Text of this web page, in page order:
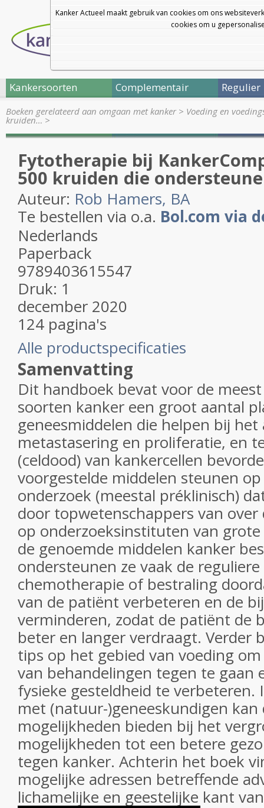
Kanker Actueel maakt gebruik van cookies om ons
cookies om u
Kankersoorten Complementair Regulier
Boeken gerelateerd aan omgaan met kanker> Voeding en
kruiden… >
Fytotherapie bij Kanker
500 kruiden die
Auteur: Rob Hamers, BA
Te bestellen via o.a. Bol.com via
Nederlands
Paperback
9789403615547
Druk: 1
december 2020
124 pagina's
Alle productspecificaties
Samenvatting
Dit handboek bevat voor de
soorten kanker een groot aantal
geneesmiddelen die helpen bij
metastasering en proliferatie, en
(celdood) van kankercellen
voorgestelde middelen steunen
onderzoek (meestal préklinisch)
door topwetenschappers van over
op onderzoeksinstituten van
de genoemde middelen kanker
ondersteunen ze vaak de
chemotherapie of bestraling
van de patiënt verbeteren en de
verminderen, zodat de patiënt de
beter en langer verdraagt. Verder
tips op het gebied van voeding
van behandelingen tegen te gaan
fysieke gesteldheid te verbeteren.
met (natuur-)geneeskundigen kan
mogelijkheden bieden bij het
mogelijkheden tot een betere
tegen kanker. Achterin het boek
mogelijke adressen betreffende
lichamelijke en geestelijke kant